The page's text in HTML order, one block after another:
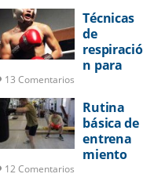
Técnicas
de
respiració
n para
13 Comentarios
Rutina
básica de
entrena
miento
12 Comentarios